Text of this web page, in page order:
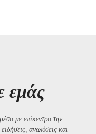
εμάς
με επίκεντρο την
αναλύσεις και